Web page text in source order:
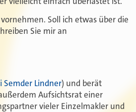
Soll ich etwas über die
Sie mir an
Semder Lindner) und berät
Aufsichtsrat einer
vieler Einzelmakler und